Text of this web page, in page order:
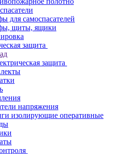
для самоспасателей
щиты, ящики
защита
защита
напряжения
изолирующие оперативные